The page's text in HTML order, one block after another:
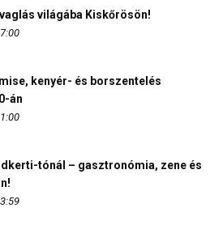
világába Kiskőrösön!
kenyér- és borszentelés
án
tónál – gasztronómia, zene és